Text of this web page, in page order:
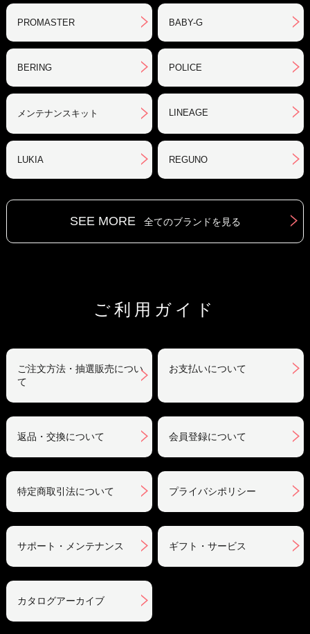
PROMASTER BABY-G
BERING POLICE
メンテナンスキット LINEAGE
LUKIA REGUNO
SEE MORE 全てのブランドを見る
ご利用ガイド
ご注文方法・抽選販売につい
て
お支払いについて
返品・交換について 会員登録について
特定商取引法について プライバシポリシー
サポート・メンテナンス ギフト・サービス
カタログアーカイブ